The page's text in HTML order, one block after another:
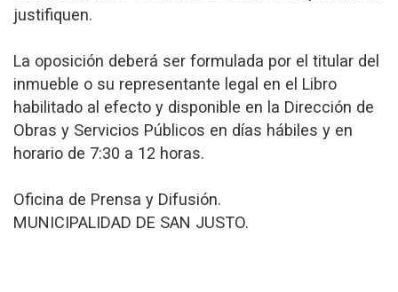
justifiquen.
La oposición deberá ser formulada por el titular del
inmueble o su representante legal en el Libro
habilitado al efecto y disponible en la Dirección de
Obras y Servicios Públicos en días hábiles y en
horario de 7:30 a 12 horas.
Oficina de Prensa y Difusión.
MUNICIPALIDAD DE SAN JUSTO.